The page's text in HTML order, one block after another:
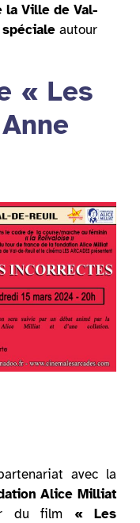
la Ville de Val-
autour
« Les
avec la
Alice Milliat
du film « Les